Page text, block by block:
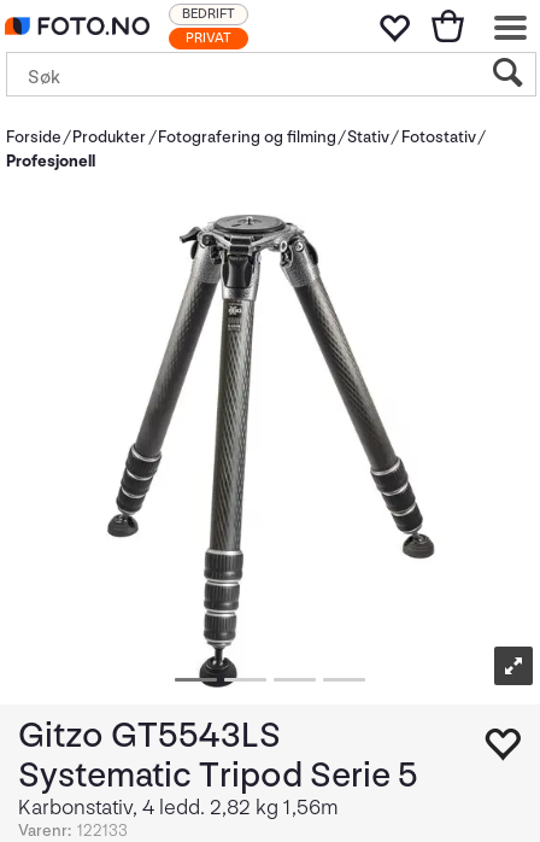
PRIVAT
BEDRIFT
Forside Produkter Fotografering og filming Stativ
Fotostativ
Profesjonell
Gitzo GT5543LS
Systematic Tripod Serie 5
Karbonstativ, 4 ledd. 2,82 kg 1,56m
Varenr: 122133